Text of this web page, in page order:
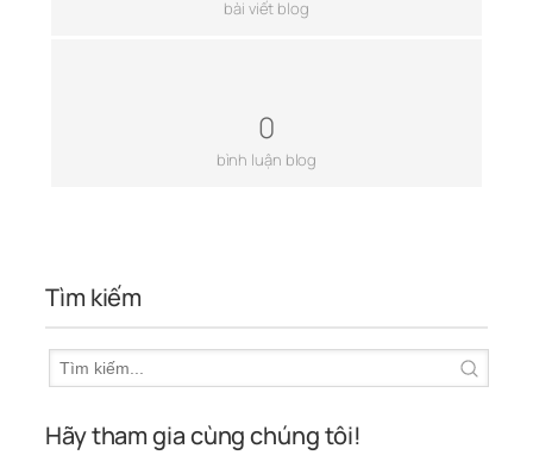
bài viết blog
0
bình luận blog
Tìm kiếm
Hãy tham gia cùng chúng tôi!